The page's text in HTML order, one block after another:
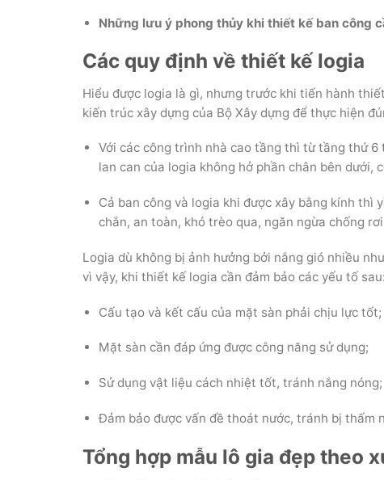
Những lưu ý phong thủy khi thiết kế ban công
Các quy định về thiết kế logia
Hiểu được logia là gì, nhưng trước khi tiến hành
kiến trúc xây dựng của Bộ Xây dựng để thực hiện
Với các công trình nhà cao tầng thì từ tầng thứ
lan can của logia không hở phần chân bên dưới,
Cả ban công và logia khi được xây bằng kính thì
chắn, an toàn, khó trèo qua, ngăn ngừa chống
Logia dù không bị ảnh hưởng bởi nắng gió nhiều
vì vậy, khi thiết kế logia cần đảm bảo các yếu tố sau:
Cấu tạo và kết cấu của mặt sàn phải chịu lực tốt;
Mặt sàn cần đáp ứng được công năng sử dụng;
Sử dụng vật liệu cách nhiệt tốt, tránh nắng nóng;
Đảm bảo được vấn đề thoát nước, tránh bị thấm
Tổng hợp mẫu lô gia đẹp theo